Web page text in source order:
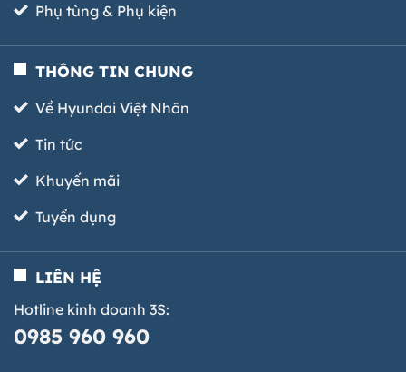
Phụ tùng & Phụ kiện
THÔNG TIN CHUNG
Về Hyundai Việt Nhân
Tin tức
Khuyến mãi
Tuyển dụng
LIÊN HỆ
Hotline kinh doanh 3S:
0985 960 960